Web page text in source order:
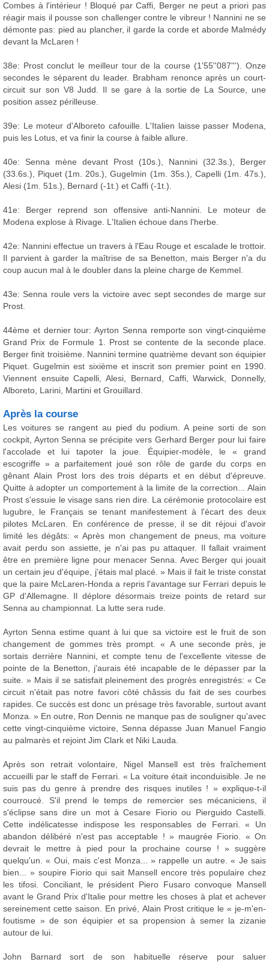
Combes à l'intérieur ! Bloqué par Caffi, Berger ne peut a priori pas
réagir mais il pousse son challenger contre le vibreur ! Nannini ne se
démonte pas: pied au plancher, il garde la corde et aborde Malmédy
devant la McLaren !
38e: Prost conclut le meilleur tour de la course (1'55''087'''). Onze
secondes le séparent du leader. Brabham renonce après un court-
circuit sur son V8 Judd. Il se gare à la sortie de La Source, une
position assez périlleuse.
39e: Le moteur d'Alboreto cafouille. L'Italien laisse passer Modena,
puis les Lotus, et va finir la course à faible allure.
40e: Senna mène devant Prost (10s.), Nannini (32.3s.), Berger
(33.6s.), Piquet (1m. 20s.), Gugelmin (1m. 35s.), Capelli (1m. 47s.),
Alesi (1m. 51s.), Bernard (-1t.) et Caffi (-1t.).
41e: Berger reprend son offensive anti-Nannini. Le moteur de
Modena explose à Rivage. L'Italien échoue dans l'herbe.
42e: Nannini effectue un travers à l'Eau Rouge et escalade le trottoir.
Il parvient à garder la maîtrise de sa Benetton, mais Berger n'a du
coup aucun mal à le doubler dans la pleine charge de Kemmel.
43e: Senna roule vers la victoire avec sept secondes de marge sur
Prost.
44ème et dernier tour: Ayrton Senna remporte son vingt-cinquième
Grand Prix de Formule 1. Prost se contente de la seconde place.
Berger finit troisième. Nannini termine quatrième devant son équipier
Piquet. Gugelmin est sixième et inscrit son premier point en 1990.
Viennent ensuite Capelli, Alesi, Bernard, Caffi, Warwick, Donnelly,
Alboreto, Larini, Martini et Grouillard.
Après la course
Les voitures se rangent au pied du podium. A peine sorti de son
cockpit, Ayrton Senna se précipite vers Gerhard Berger pour lui faire
l'accolade et lui tapoter la joue. Équipier-modèle, le « grand
escogriffe » a parfaitement joué son rôle de garde du corps en
gênant Alain Prost lors des trois départs et en début d'épreuve.
Quitte à adopter un comportement à la limite de la correction... Alain
Prost s'essuie le visage sans rien dire. La cérémonie protocolaire est
lugubre, le Français se tenant manifestement à l'écart des deux
pilotes McLaren. En conférence de presse, il se dit réjoui d'avoir
limité les dégâts: « Après mon changement de pneus, ma voiture
avait perdu son assiette, je n'ai pas pu attaquer. Il fallait vraiment
être en première ligne pour menacer Senna. Avec Berger qui jouait
un certain jeu d'équipe, j'étais mal placé. » Mais il fait le triste constat
que la paire McLaren-Honda a repris l'avantage sur Ferrari depuis le
GP d'Allemagne. Il déplore désormais treize points de retard sur
Senna au championnat. La lutte sera rude.
Ayrton Senna estime quant à lui que sa victoire est le fruit de son
changement de gommes très prompt. « A une seconde près, je
sortais derrière Nannini, et compte tenu de l'excellente vitesse de
pointe de la Benetton, j'aurais été incapable de le dépasser par la
suite. » Mais il se satisfait pleinement des progrès enregistrés: « Ce
circuit n'était pas notre favori côté châssis du fait de ses courbes
rapides. Ce succès est donc un présage très favorable, surtout avant
Monza. » En outre, Ron Dennis ne manque pas de souligner qu'avec
cette vingt-cinquième victoire, Senna dépasse Juan Manuel Fangio
au palmarès et rejoint Jim Clark et Niki Lauda.
Après son retrait volontaire, Nigel Mansell est très fraîchement
accueilli par le staff de Ferrari. « La voiture était inconduisible. Je ne
suis pas du genre à prendre des risques inutiles ! » explique-t-il
courroucé. S'il prend le temps de remercier ses mécaniciens, il
s'éclipse sans dire un mot à Cesare Fiorio ou Pierguido Castelli.
Cette indélicatesse indispose les responsables de Ferrari. « Un
abandon délibéré n'est pas acceptable ! » maugrée Fiorio. « On
devrait le mettre à pied pour la prochaine course ! » suggère
quelqu'un. « Oui, mais c'est Monza... » rappelle un autre. « Je sais
bien... » soupire Fiorio qui sait Mansell encore très populaire chez
les tifosi. Conciliant, le président Piero Fusaro convoque Mansell
avant le Grand Prix d'Italie pour mettre les choses à plat et achever
sereinement cette saison. En privé, Alain Prost critique le « je-m'en-
foutisme » de son équipier et sa propension à semer la zizanie
autour de lui.
John Barnard sort de son habituelle réserve pour saluer